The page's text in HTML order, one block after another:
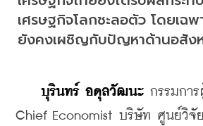
เศรษฐกิจโลกชะลอตัว โดยเฉ
ยังคงเผชิญกับปัญหาด้านอสัง
บุรินทร์ อดุลวัฒนะ กรรมกา
Chief Economist บริษัท ศูนย์วิจั